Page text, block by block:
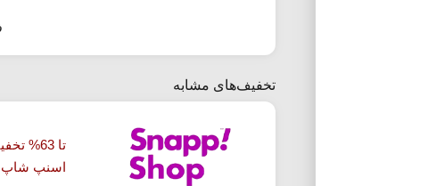
تخفیف‌های مشابه
تا
اسنپ شاپ